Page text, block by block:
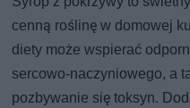
cenną roślinę w domowej
diety może wspierać
sercowo-naczyniowego, a
pozbywanie się toksyn.